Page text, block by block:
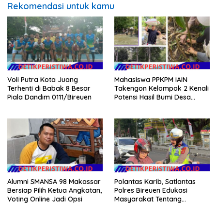
Rekomendasi untuk kamu
Voli Putra Kota Juang
Terhenti di Babak 8 Besar
Piala Dandim 0111/Bireuen
Mahasiswa PPKPM IAIN
Takengon Kelompok 2 Kenali
Potensi Hasil Bumi Desa
Alumni SMANSA 98 Makassar
Bersiap Pilih Ketua Angkatan,
Voting Online Jadi Opsi
Polantas Karib, Satlantas
Polres Bireuen Edukasi
Masyarakat Tentang